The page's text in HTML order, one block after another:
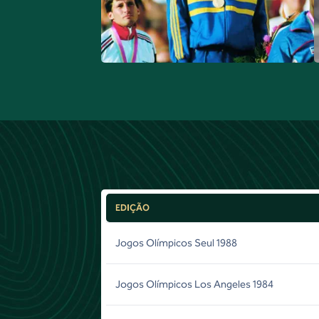
EDIÇÃO
Jogos Olímpicos Seul 1988
Jogos Olímpicos Los Angeles 1984